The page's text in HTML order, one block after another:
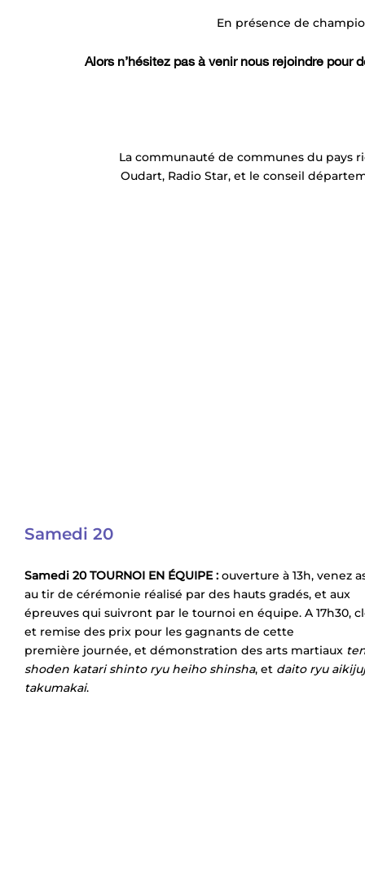
En présence de
Alors n’hésitez pas à venir nous rejoindre
La communauté de communes du pays
Oudart, Radio Star, et le conseil
Samedi 20
Samedi 20 TOURNOI EN ÉQUIPE : ouverture à 13h, venez
au tir de cérémonie réalisé par des hauts gradés, et aux
épreuves qui suivront par le tournoi en équipe. A 17h30,
et remise des prix pour les gagnants de cette
première journée, et démonstration des arts martiaux
shoden katari shinto ryu heiho shinsha, et daito ryu
takumakai.